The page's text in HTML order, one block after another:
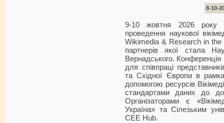
8-10-
9-10 жовтня 2026 року
проведення наукової
Wikimedia & Research in the
партнерів якої стала
Вернадського.
для співпраці
та Східної Європи в
допомогою ресурсів
стандартами даних до
Організаторами є
Україна» та Сілезьким
CEE Hub.